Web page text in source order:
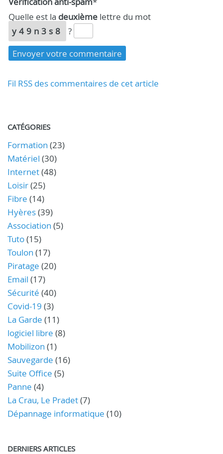
Quelle est la deuxième lettre du mot
y49n3s8
?
Fil RSS des commentaires de cet article
CATÉGORIES
Formation (23)
Matériel (30)
Internet(48)
Loisir(25)
Fibre (14)
Hyères(39)
Association (5)
Tuto(15)
Toulon (17)
Piratage (20)
Email (17)
Sécurité (40)
Covid-19 (3)
La Garde (11)
logiciel libre (8)
Mobilizon (1)
Sauvegarde (16)
Suite Office (5)
Panne (4)
La Crau, Le Pradet(7)
Dépannage informatique (10)
DERNIERS ARTICLES